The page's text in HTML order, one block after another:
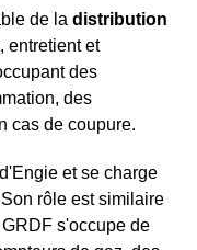
de la distribution
entretient et
des
des
cas de coupure.
et se charge
Son rôle est similaire
s'occupe de